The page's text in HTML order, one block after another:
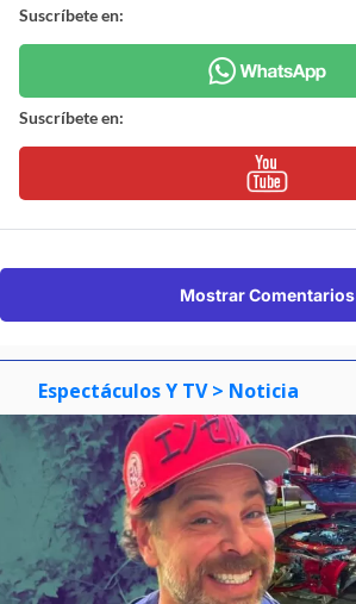
Suscríbete en:
Suscríbete en:
Mostrar Comentarios
Espectáculos Y TV > Noticia